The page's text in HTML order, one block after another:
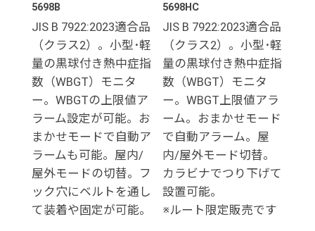
5698B
JIS B 7922:2023適合品
（クラス2）。小型･軽
量の黒球付き熱中症指
数（WBGT）モニタ
ー。WBGTの上限値ア
ラーム設定が可能。お
まかせモードで自動ア
ラームも可能。屋内/
屋外モードの切替。フ
ック穴にベルトを通し
て装着や固定が可能。
5698HC
JIS B 7922:2023適合品
（クラス2）。小型･軽
量の黒球付き熱中症指
数（WBGT）モニタ
ー。WBGT上限値アラ
ーム。おまかせモード
で自動アラーム。屋
内/屋外モード切替。
カラビナでつり下げて
設置可能。
※ルート限定販売です